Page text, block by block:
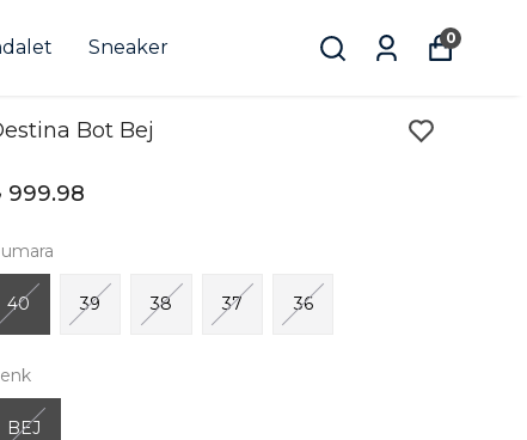
Sneaker 0
Bot Bej
999.98
40 39 38 37 36
BEJ